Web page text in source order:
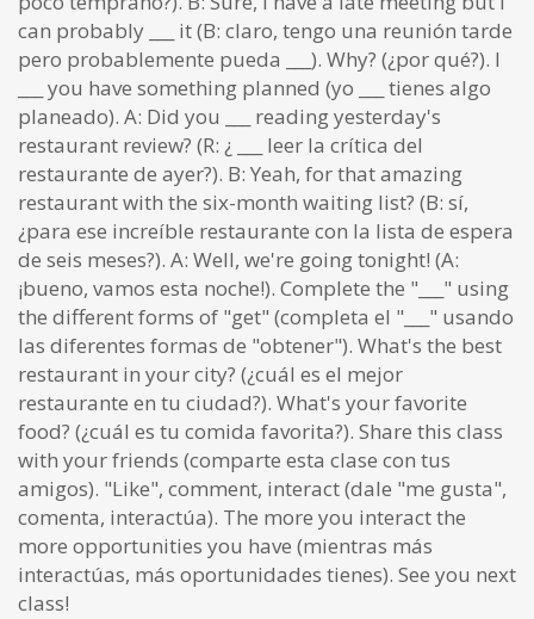
can probably ___ it (B: claro, tengo una reunión tarde
pero probablemente pueda ___). Why? (¿por qué?). I
___ you have something planned (yo ___ tienes algo
planeado). A: Did you ___ reading yesterday's
restaurant review? (R: ¿ ___ leer la crítica del
restaurante de ayer?). B: Yeah, for that amazing
restaurant with the six-month waiting list? (B: sí,
¿para ese increíble restaurante con la lista de espera
de seis meses?). A: Well, we're going tonight! (A:
¡bueno, vamos esta noche!). Complete the "___" using
the different forms of "get" (completa el "___" usando
las diferentes formas de "obtener"). What's the best
restaurant in your city? (¿cuál es el mejor
restaurante en tu ciudad?). What's your favorite
food? (¿cuál es tu comida favorita?). Share this class
with your friends (comparte esta clase con tus
amigos). "Like", comment, interact (dale "me gusta",
comenta, interactúa). The more you interact the
more opportunities you have (mientras más
interactúas, más oportunidades tienes). See you next
class!